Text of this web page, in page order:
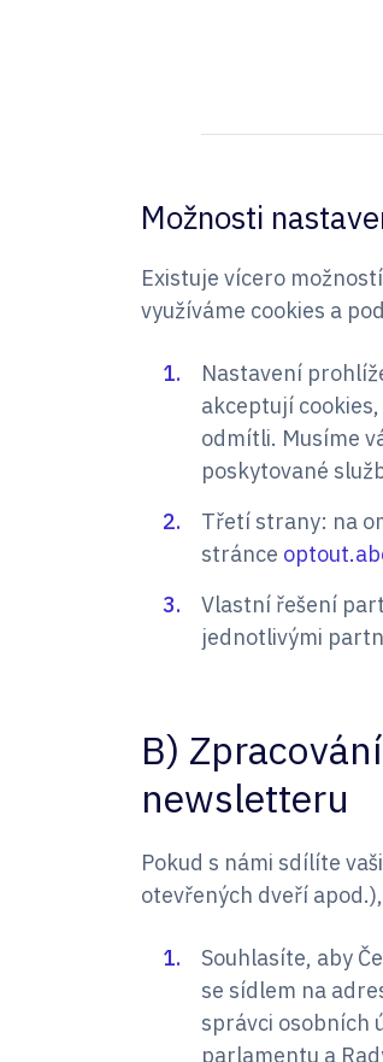
Možnosti
Existuje vícero
využíváme cookies a
Nastavení
akceptují
odmítli. Musíme
poskytované
Třetí strany: na
stránce
Vlastní řešení
jednotlivými
B)
newsletteru
Pokud s námi sdílíte
otevřených dveří
Souhlasíte, aby
se sídlem na
správci osobních
parlamentu a